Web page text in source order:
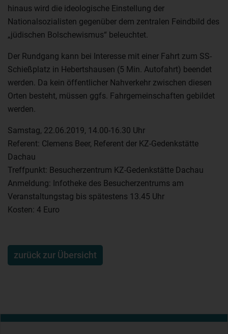
hinaus wird die ideologische Einstellung der
Nationalsozialisten gegenüber dem zentralen Feindbild des
„jüdischen Bolschewismus“ beleuchtet.
Der Rundgang kann bei Interesse mit einer Fahrt zum SS-
Schießplatz in Hebertshausen (5 Min. Autofahrt) beendet
werden. Da kein öffentlicher Nahverkehr zwischen diesen
Orten besteht, müssen ggfs. Fahrgemeinschaften gebildet
werden.
Samstag, 22.06.2019, 14.00-16.30 Uhr
Referent: Clemens Beer, Referent der KZ-Gedenkstätte
Dachau
Treffpunkt: Besucherzentrum KZ-Gedenkstätte Dachau
Anmeldung: Infotheke des Besucherzentrums am
Veranstaltungstag bis spätestens 13.45 Uhr
Kosten: 4 Euro
zurück zur Übersicht